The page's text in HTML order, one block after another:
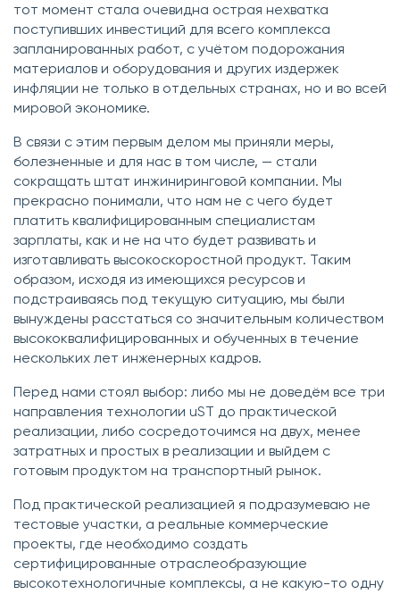
тот момент стала очевидна острая нехватка
поступивших инвестиций для всего комплекса
запланированных работ, с учётом подорожания
материалов и оборудования и других издержек
инфляции не только в отдельных странах, но и во всей
мировой экономике.
В связи с этим первым делом мы приняли меры,
болезненные и для нас в том числе, — стали
сокращать штат инжиниринговой компании. Мы
прекрасно понимали, что нам не с чего будет
платить квалифицированным специалистам
зарплаты, как и не на что будет развивать и
изготавливать высокоскоростной продукт. Таким
образом, исходя из имеющихся ресурсов и
подстраиваясь под текущую ситуацию, мы были
вынуждены расстаться со значительным количеством
высококвалифицированных и обученных в течение
нескольких лет инженерных кадров.
Перед нами стоял выбор: либо мы не доведём все три
направления технологии uST до практической
реализации, либо сосредоточимся на двух, менее
затратных и простых в реализации и выйдем с
готовым продуктом на транспортный рынок.
Под практической реализацией я подразумеваю не
тестовые участки, а реальные коммерческие
проекты, где необходимо создать
сертифицированные отраслеобразующие
высокотехнологичные комплексы, а не какую-то одну